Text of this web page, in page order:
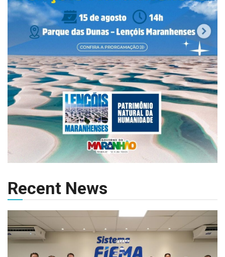
Recent News